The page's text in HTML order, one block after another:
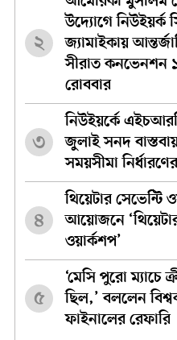
২
উদ্যোগে নিউইয়র্ক
জ্যামাইকায়
সীরাত কনভেনশন
রোববার
৩
নিউইয়র্কে
জুলাই সনদ
সময়সীমা
৪
থিয়েটার সেভেন্টি
আয়োজনে
ওয়ার্কশপ’
৫
‘মেসি পুরো ম্যাচে
ছিল,’ বললেন
ফাইনালের রেফারি